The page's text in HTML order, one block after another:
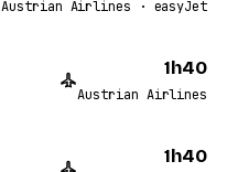
Austrian Airlines · easyJet
1h40
Austrian Airlines
1h40